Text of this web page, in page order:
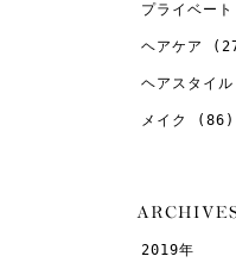
プライベート
ヘアケア
ヘアスタイル
メイク (86)
2019年